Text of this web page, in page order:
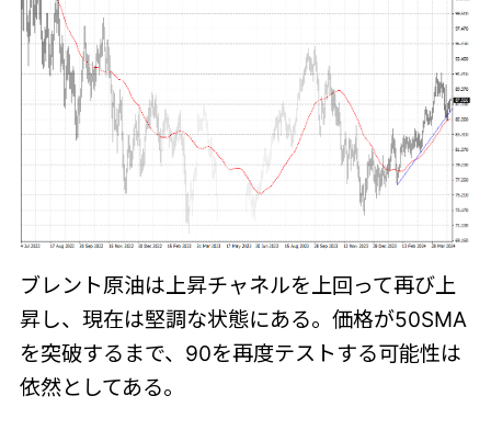
ブレント原油は上昇チャネルを上回って再び上
昇し、現在は堅調な状態にある。価格が50SMA
を突破するまで、90を再度テストする可能性は
依然としてある。